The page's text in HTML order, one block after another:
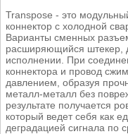
Transpose - это
коннектор с холодной
Варианты сменных
расширяющийся штекер,
исполнении. При
коннектора и провод
давлением, образуя
металл-металл без
результате получается
который ведет себя как
деградацией сигнала по